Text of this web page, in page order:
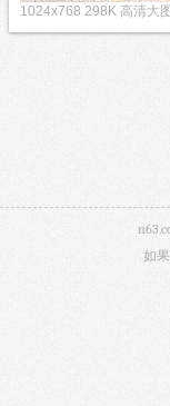
1024x768 298K 高清大图
如